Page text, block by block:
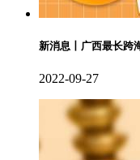
新消息丨广西最长
2022-09-27